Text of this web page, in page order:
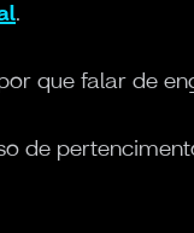
.
que falar de
de